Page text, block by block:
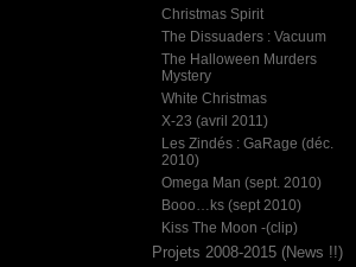
Christmas Spirit
The Dissuaders : Vacuum
The Halloween Murders
Mystery
White Christmas
X-23 (avril 2011)
Les Zindés : GaRage (déc.
2010)
Omega Man (sept. 2010)
Booo…ks (sept 2010)
Kiss The Moon -(clip)
Projets 2008-2015 (News !!)